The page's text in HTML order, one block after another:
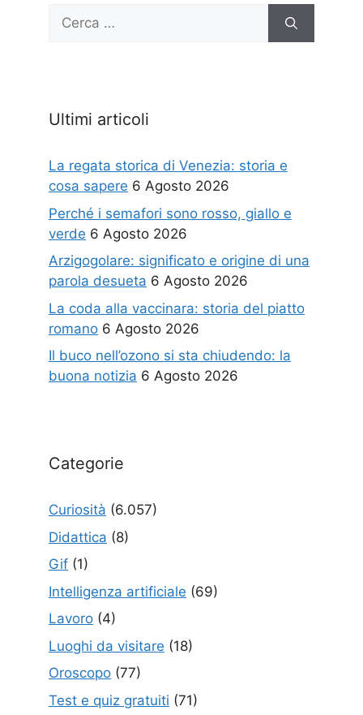
Ricerca
Ultimi articoli
La regata storica di Venezia: storia e
cosa sapere 6 Agosto 2026
Perché i semafori sono rosso, giallo e
verde 6 Agosto 2026
Arzigogolare: significato e origine di una
parola desueta 6 Agosto 2026
La coda alla vaccinara: storia del piatto
romano 6 Agosto 2026
Il buco nell’ozono si sta chiudendo: la
buona notizia 6 Agosto 2026
Categorie
Curiosità (6.057)
Didattica (8)
Gif (1)
Intelligenza artificiale (69)
Lavoro (4)
Luoghi da visitare (18)
Oroscopo (77)
Test e quiz gratuiti (71)